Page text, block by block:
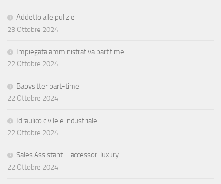
Addetto alle pulizie
23 Ottobre 2024
Impiegata amministrativa part time
22 Ottobre 2024
Babysitter part-time
22 Ottobre 2024
Idraulico civile e industriale
22 Ottobre 2024
Sales Assistant – accessori luxury
22 Ottobre 2024